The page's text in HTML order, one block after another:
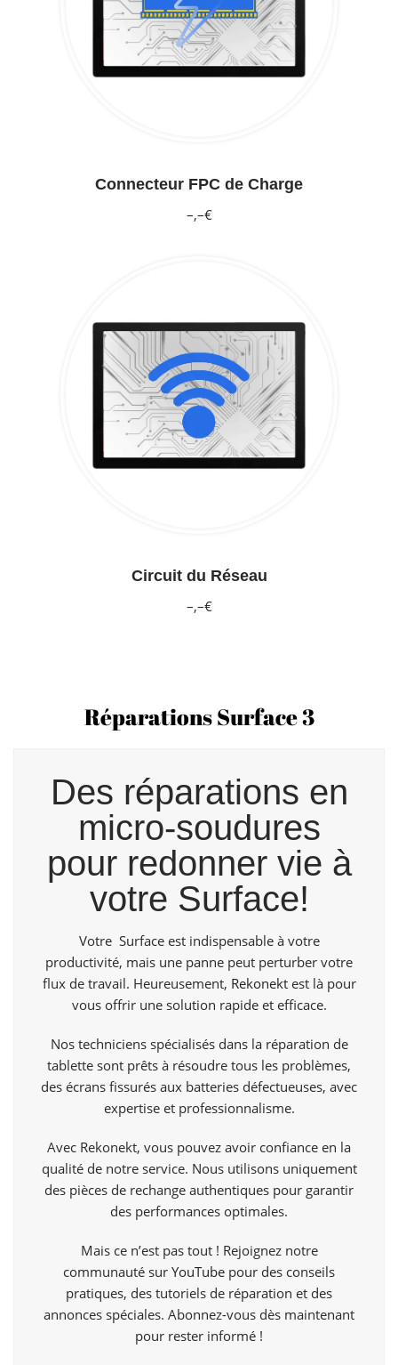
Connecteur FPC de Charge
–,–€
Circuit du Réseau
–,–€
Réparations Surface 3
Des réparations en
micro-soudures
pour redonner vie à
votre Surface!
Votre Surface est indispensable à votre
productivité, mais une panne peut perturber votre
flux de travail. Heureusement, Rekonektest là pour
vous offrir une solution rapide et efficace.
Nos techniciens spécialisés dans la réparation de
tablette sont prêts à résoudre tous les problèmes,
des écrans fissurés aux batteries défectueuses, avec
expertise et professionnalisme.
Avec Rekonekt, vous pouvez avoir confiance en la
qualité de notre service. Nous utilisons uniquement
des pièces de rechange authentiques pour garantir
des performances optimales.
Mais ce n’est pas tout ! Rejoignez notre
communauté sur YouTube pour des conseils
pratiques, des tutoriels de réparation et des
annonces spéciales. Abonnez-vous dès maintenant
pour rester informé !